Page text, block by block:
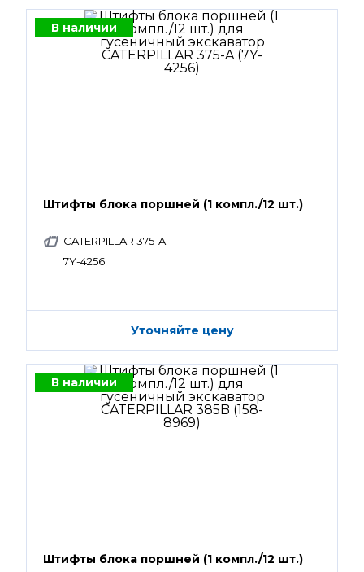
В наличии
Штифты блока поршней (1 компл./12 шт.)
CATERPILLAR 375-A
7Y-4256
Уточняйте цену
В наличии
Штифты блока поршней (1 компл./12 шт.)